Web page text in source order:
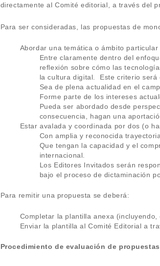
directamente al Comité editorial, a través del
Para ser consideradas, las propuestas de
Abordar una temática o ámbito particular
Entre claramente dentro del
reflexión sobre cómo las
la cultura digital. Este criterio será
Sea de plena actualidad en el
Forme parte de los intereses
Pueda ser abordado desde
consecuencia, hagan una
Estar avalada y coordinada por dos (o
Con amplia y reconocida
Que tengan la capacidad y el
internacional.
Los Editores Invitados serán
bajo el proceso de dictaminación
Para remitir una propuesta se deberá:
Completar la plantilla anexa
Enviar la plantilla al Comité Editorial a
Procedimiento de evaluación de propuestas